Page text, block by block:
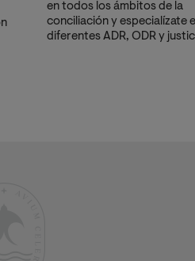
en todos los ámbitos de la
conciliación y especialízate
diferentes ADR, ODR y